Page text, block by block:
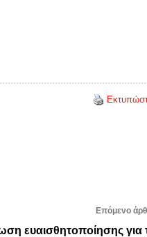
Επόμενο
ευαισθητοποίησης για